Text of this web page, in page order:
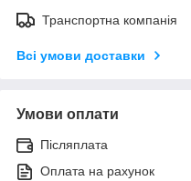
Транспортна компанія
Всі умови доставки
Умови оплати
Післяплата
Оплата на рахунок